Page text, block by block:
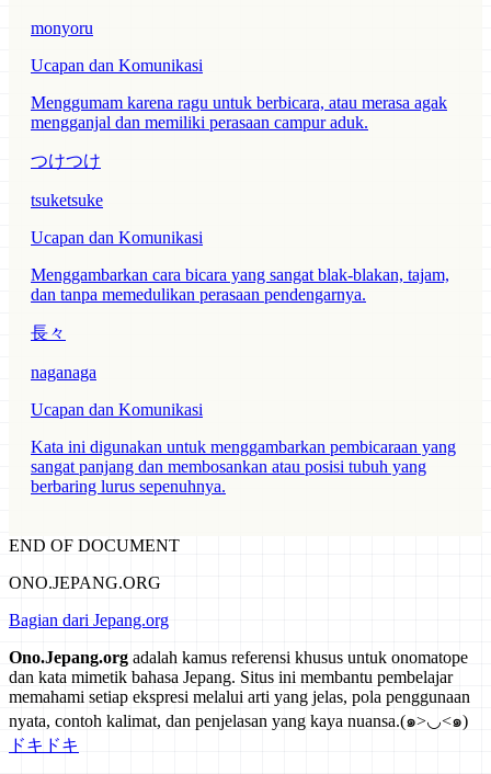
monyoru
Ucapan dan Komunikasi
Menggumam karena ragu untuk berbicara, atau merasa agak
mengganjal dan memiliki perasaan campur aduk.
つけつけ
tsuketsuke
Ucapan dan Komunikasi
Menggambarkan cara bicara yang sangat blak-blakan, tajam,
dan tanpa memedulikan perasaan pendengarnya.
長々
naganaga
Ucapan dan Komunikasi
Kata ini digunakan untuk menggambarkan pembicaraan yang
sangat panjang dan membosankan atau posisi tubuh yang
berbaring lurus sepenuhnya.
END OF DOCUMENT
ONO.JEPANG.ORG
Bagian dari Jepang.org
Ono.Jepang.org adalah kamus referensi khusus untuk onomatope
dan kata mimetik bahasa Jepang. Situs ini membantu pembelajar
memahami setiap ekspresi melalui arti yang jelas, pola penggunaan
nyata, contoh kalimat, dan penjelasan yang kaya nuansa.(๑>◡<๑)
ドキドキ